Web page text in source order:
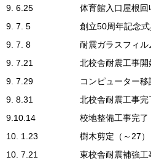
9. 6.25
体育館入口屋根回
9. 7. 5
創立50周年記念
9. 7. 8
耐震ガラスフィル
9. 7.21
北校舎耐震工事開
9. 7.29
コンピューター移
9. 8.31
北校舎耐震工事完
9.10.14
校地整備工事完了
10. 1.23
樹木剪定（～27）
10. 7.21
東校舎耐震補強工